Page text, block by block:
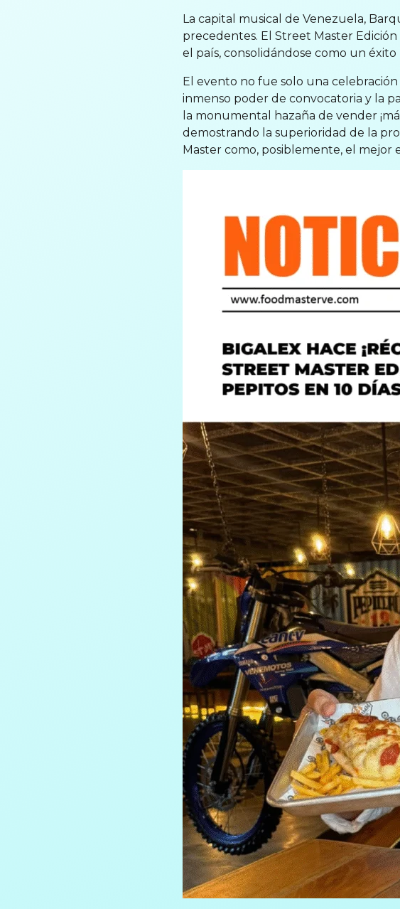
La capital musical de Venezuela,
precedentes. El Street Master
el país, consolidándose como un
El evento no fue solo una
inmenso poder de convocatoria y la
la monumental hazaña de vender
demostrando la superioridad de la
Master como, posiblemente, el mejor